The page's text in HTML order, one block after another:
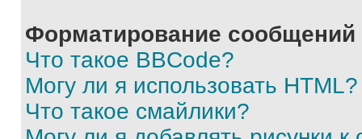
Форматирование
Что такое BBCode?
Могу ли я использовать HTML?
Что такое смайлики?